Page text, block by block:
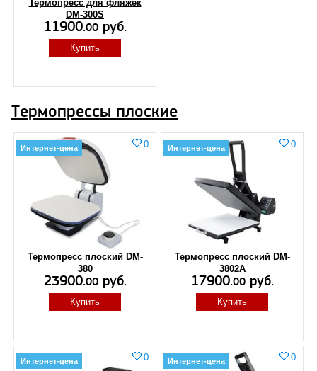
Термопресс для фляжек
DM-300S
11900.00руб.
Купить
Термопрессы плоские
Термопресс плоский DM-
380
0
Интернет-цена
23900.00руб.
Купить
Термопресс плоский DM-
3802A
0
Интернет-цена
17900.00руб.
Купить
0
Интернет-цена 0
Интернет-цена